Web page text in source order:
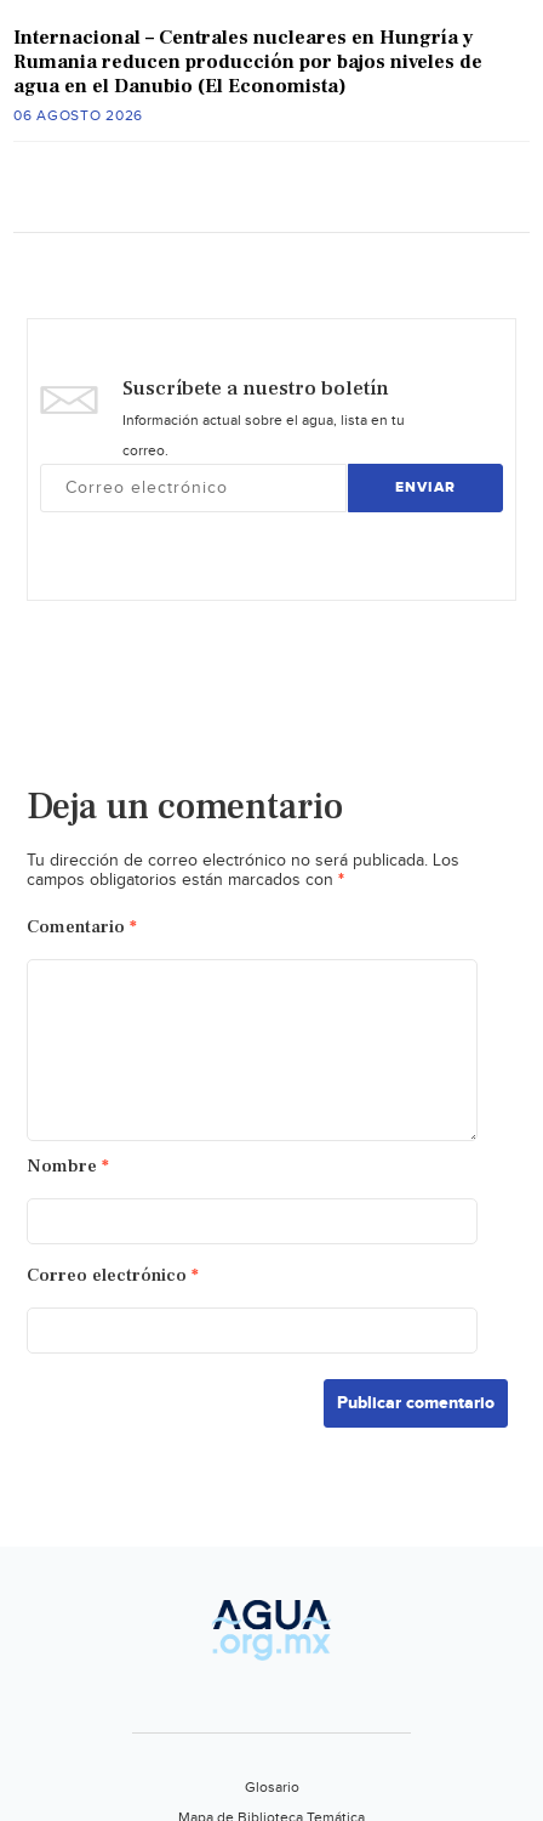
Internacional – Centrales nucleares en Hungría y
Rumania reducen producción por bajos niveles de
agua en el Danubio (El Economista)
06 AGOSTO 2026
Suscríbete a nuestro boletín
Información actual sobre el agua, lista en tu
correo.
ENVIAR
Deja un comentario
Tu dirección de correo electrónico no será publicada. Los
campos obligatorios están marcados con *
Comentario *
Nombre *
Correo electrónico *
Glosario